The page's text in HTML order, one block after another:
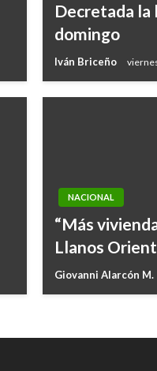
Decretada la
domingo
Iván Briceño
NACIONAL
“Más
Llanos
Giovanni Alarcón M.